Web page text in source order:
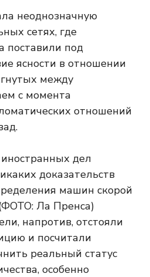
неоднозначную
сетях, где
поставили под
ясности в отношении
между
с момента
отношений
напротив, отстояли
и посчитали
реальный статус
особенно